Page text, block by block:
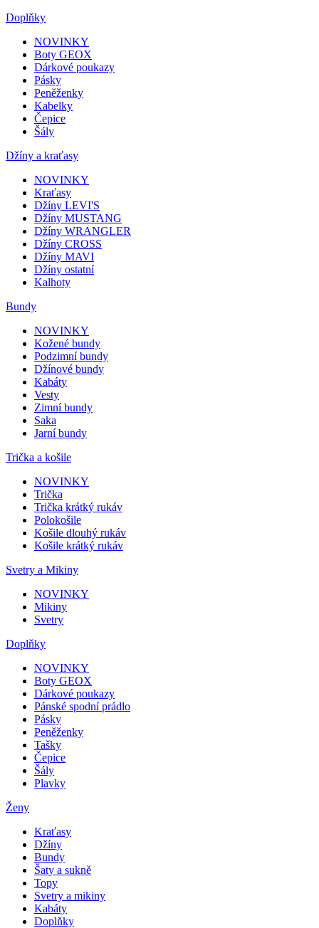
Doplňky
NOVINKY
Boty GEOX
Dárkové poukazy
Pásky
Peněženky
Kabelky
Čepice
Šály
Džíny a kraťasy
NOVINKY
Kraťasy
Džíny LEVI'S
Džíny MUSTANG
Džíny WRANGLER
Džíny CROSS
Džíny MAVI
Džíny ostatní
Kalhoty
Bundy
NOVINKY
Kožené bundy
Podzimní bundy
Džínové bundy
Kabáty
Vesty
Zimní bundy
Saka
Jarní bundy
Trička a košile
NOVINKY
Trička
Trička krátký rukáv
Polokošile
Košile dlouhý rukáv
Košile krátký rukáv
Svetry a Mikiny
NOVINKY
Mikiny
Svetry
Doplňky
NOVINKY
Boty GEOX
Dárkové poukazy
Pánské spodní prádlo
Pásky
Peněženky
Tašky
Čepice
Šály
Plavky
Ženy
Kraťasy
Džíny
Bundy
Šaty a sukně
Topy
Svetry a mikiny
Kabáty
Doplňky